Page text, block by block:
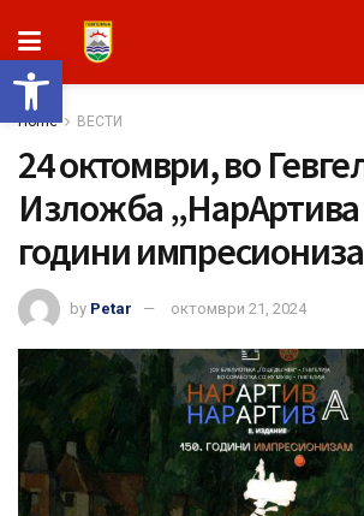
Open toolbar
Home ВЕСТИ
24 октомври, во
Изложба „НарАртива
години
by Petar октомври 21, 2024